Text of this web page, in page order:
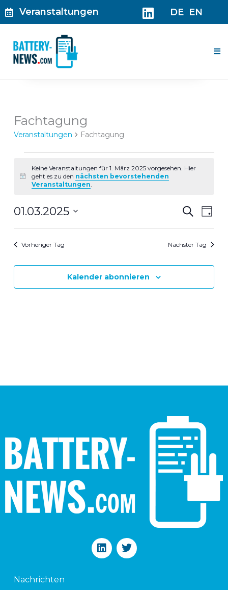
Zum
Inhalt
Veranstaltungen DE EN
Fachtagung
Veranstaltungen Fachtagung
Veranstaltungen
für
März
2025
Hinweis
Keine Veranstaltungen für 1. März 2025 vorgesehen. Hier
geht es zu den nächsten bevorstehenden
Veranstaltungen
Suche
Suche
Tag
01.03.2025
Vorheriger Tag Nächster Tag
Kalender abonnieren
L
i
T
w
Nachrichten